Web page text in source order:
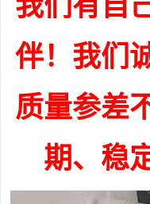
伴！我们
质量参差
期、稳